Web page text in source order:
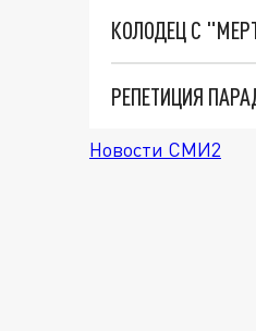
Новости СМИ2